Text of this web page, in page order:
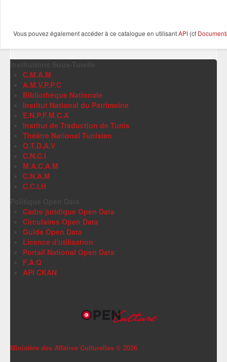
Vous pouvez également accéder à ce catalogue en utilisantAPI (cf
C.M.A.M
A.M.V.P.P.C
Bibliothèque Nationale
Institut National du Patrimoine
E.N.P.F.M.C.A
Institut de Traduction de Tunis
Théâtre National Tunisien
O.T.D.A.V
C.N.C.I
M.A.C.A.M
C.N.A.M
C.C.I.H
Cadre juridique Open Data
Circulaires Open Data
Guide Open Data
Licence d'utilisation
Portail National Open Data
F.A.Q
API CKAN
Ministère des Affaires Culturelles © 2026